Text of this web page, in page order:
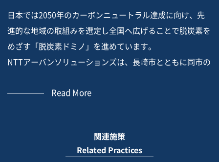
日本では2050年のカーボンニュートラル達成に向け、先
進的な地域の取組みを選定し全国へ広げることで脱炭素を
めざす「脱炭素ドミノ」を進めています。
NTTアーバンソリューションズは、長崎市とともに同市の
×「脱炭素」が融合した長崎市版サステナブルツーリズム
の取組みを地域に支えられたサステナブルツーリズムへと
つなぎ、地域の脱炭素と観光振興の同時実現をめざしま
Read More
関連施策
Related Practices